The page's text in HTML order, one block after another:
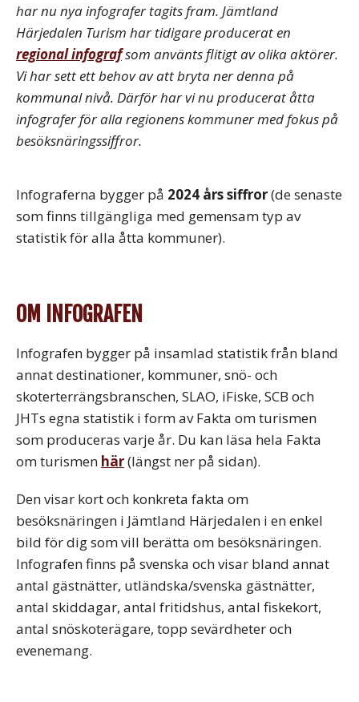
har nu nya infografer tagits fram. Jämtland
Härjedalen Turism har tidigare producerat en
regional infografsom använts flitigt av olika aktörer.
Vi har sett ett behov av att bryta ner denna på
kommunal nivå. Därför har vi nu producerat åtta
infografer för alla regionens kommuner med fokus på
besöksnäringssiffror.
Infograferna bygger på 2024 års siffror(de senaste
som finns tillgängliga med gemensam typ av
statistik för alla åtta kommuner).
OM INFOGRAFEN
Infografen bygger på insamlad statistik från bland
annat destinationer, kommuner, snö- och
skoterterrängsbranschen, SLAO, iFiske, SCB och
JHTs egna statistik i form av Fakta om turismen
som produceras varje år. Du kan läsa hela Fakta
om turismen här(längst ner på sidan).
Den visar kort och konkreta fakta om
besöksnäringen i Jämtland Härjedalen i en enkel
bild för dig som vill berätta om besöksnäringen.
Infografen finns på svenska och visar bland annat
antal gästnätter, utländska/svenska gästnätter,
antal skiddagar, antal fritidshus, antal fiskekort,
antal snöskoterägare, topp sevärdheter och
evenemang.